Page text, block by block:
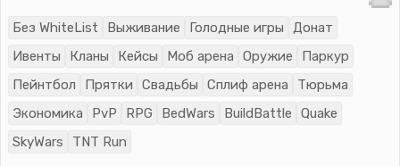
Без WhiteList Выживание Голодные игры
Донат
Ивенты
Кланы Кейсы Моб арена Оружие
Паркур
Пейнтбол
Прятки Свадьбы Сплиф арена
Тюрьма
Экономика
PvP RPG BedWars BuildBattle
Quake
SkyWars
TNT Run